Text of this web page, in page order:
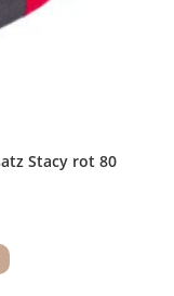
Stacy rot 80
€.